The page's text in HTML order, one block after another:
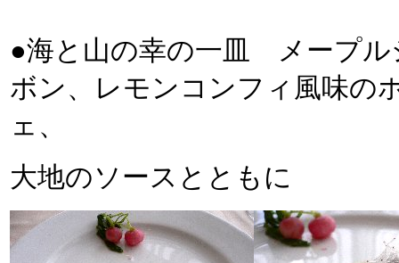
●海と山の幸の一皿 メープル
ボン、レモンコンフィ風味の
ェ、
大地のソースとともに